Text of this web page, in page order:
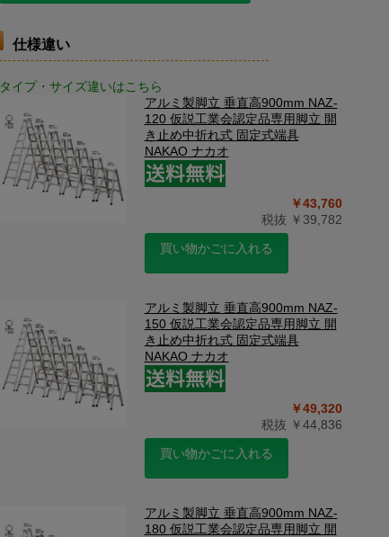
仕様違い
タイプ・サイズ違いはこちら
アルミ製脚立 垂直高900mm NAZ-
120 仮説工業会認定品専用脚立 開
き止め中折れ式 固定式端具
NAKAO ナカオ
￥43,760
税抜 ￥39,782
買い物かごに入れる
アルミ製脚立 垂直高900mm NAZ-
150 仮説工業会認定品専用脚立 開
き止め中折れ式 固定式端具
NAKAO ナカオ
￥49,320
税抜 ￥44,836
買い物かごに入れる
アルミ製脚立 垂直高900mm NAZ-
180 仮説工業会認定品専用脚立 開